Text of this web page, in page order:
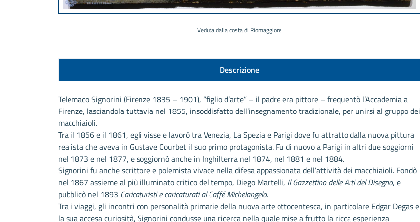
Veduta dalla costa di Riomaggiore
Descrizione
Telemaco Signorini (Firenze 1835 – 1901), “figlio d’arte” – il padre era pittore – frequentò l’Accademia a
Firenze, lasciandola tuttavia nel 1855, insoddisfatto dell’insegnamento tradizionale, per unirsi al gruppo dei
macchiaioli.
Tra il 1856 e il 1861, egli visse e lavorò tra Venezia, La Spezia e Parigi dove fu attratto dalla nuova pittura
realista che aveva in Gustave Courbet il suo primo protagonista. Fu di nuovo a Parigi in altri due soggiorni
nel 1873 e nel 1877, e soggiornò anche in Inghilterra nel 1874, nel 1881 e nel 1884.
Signorini fu anche scrittore e polemista vivace nella difesa appassionata dell’attività dei macchiaioli. Fondò
nel 1867 assieme al più illuminato critico del tempo, Diego Martelli, Il Gazzettino delle Arti del Disegno, e
pubblicò nel 1893 Caricaturisti e caricaturati al Caffé Michelangelo.
Tra i viaggi, gli incontri con personalità primarie della nuova arte ottocentesca, in particolare Edgar Degas e
la sua accesa curiosità, Signorini condusse una ricerca nella quale mise a frutto la ricca esperienza